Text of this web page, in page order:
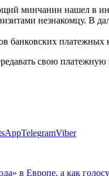
минчанин нашел в
незнакомцу.
банковских
свою
TelegramViber
в Европе, а как